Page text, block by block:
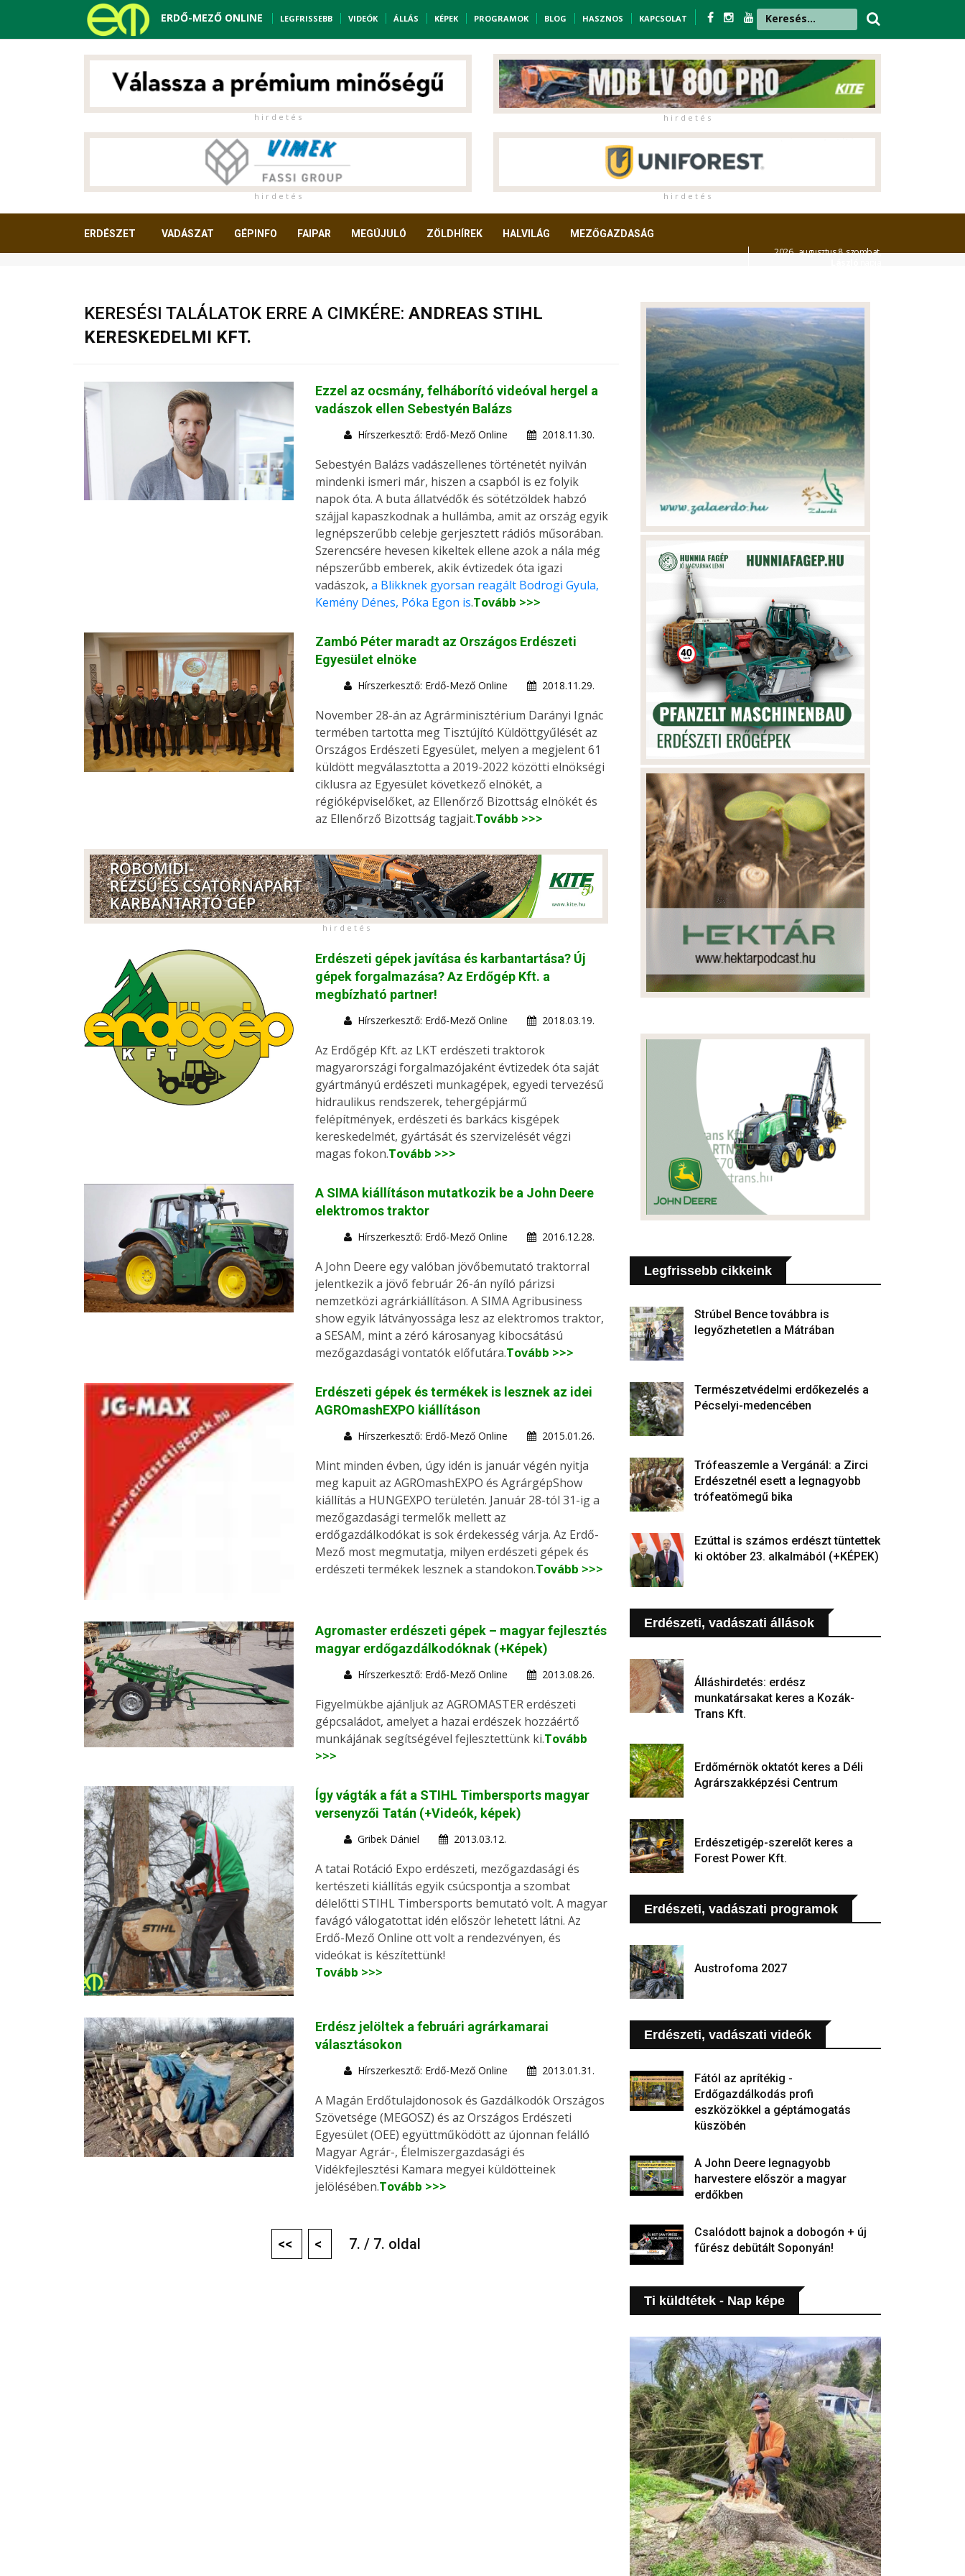
ERDŐ-MEZŐ ONLINE LEGFRISSEBB VIDEÓK ÁLLÁS KÉPEK PROGRAMOK BLOG HASZNOS KAPCSOLAT
h i r d e t é s h i r d e t é s
h i r d e t é s h i r d e t é s
ERDÉSZET VADÁSZAT GÉPINFO FAIPAR MEGÚJULÓ ZÖLDHÍREK HALVILÁG MEZŐGAZDASÁG
2026. augusztus 8. szombat,
KERESÉSI TALÁLATOK ERRE A CIMKÉRE: ANDREAS STIHL
KERESKEDELMI KFT.
Ezzel az ocsmány, felháborító videóval hergel a
vadászok ellen Sebestyén Balázs
Hírszerkesztő: Erdő-Mező Online 2018.11.30.
Sebestyén Balázs vadászellenes történetét nyilván
mindenki ismeri már, hiszen a csapból is ez folyik
napok óta. A buta állatvédők és sötétzöldek habzó
szájjal kapaszkodnak a hullámba, amit az ország egyik
legnépszerűbb celebje gerjesztett rádiós műsorában.
Szerencsére hevesen kikeltek ellene azok a nála még
népszerűbb emberek, akik évtizedek óta igazi
vadászok, a Blikknek gyorsan reagált Bodrogi Gyula,
Kemény Dénes, Póka Egon is.Tovább >>>
Zambó Péter maradt az Országos Erdészeti
Egyesület elnöke
Hírszerkesztő: Erdő-Mező Online 2018.11.29.
November 28-án az Agrárminisztérium Darányi Ignác
termében tartotta meg Tisztújító Küldöttgyűlését az
Országos Erdészeti Egyesület, melyen a megjelent 61
küldött megválasztotta a 2019-2022 közötti elnökségi
ciklusra az Egyesület következő elnökét, a
régióképviselőket, az Ellenőrző Bizottság elnökét és
az Ellenőrző Bizottság tagjait.Tovább >>>
h i r d e t é s
Erdészeti gépek javítása és karbantartása? Új
gépek forgalmazása? Az Erdőgép Kft. a
megbízható partner!
Hírszerkesztő: Erdő-Mező Online 2018.03.19.
Az Erdőgép Kft. az LKT erdészeti traktorok
magyarországi forgalmazójaként évtizedek óta saját
gyártmányú erdészeti munkagépek, egyedi tervezésű
hidraulikus rendszerek, tehergépjármű
felépítmények, erdészeti és barkács kisgépek
kereskedelmét, gyártását és szervizelését végzi
magas fokon.Tovább >>>
A SIMA kiállításon mutatkozik be a John Deere
elektromos traktor
Hírszerkesztő: Erdő-Mező Online 2016.12.28.
A John Deere egy valóban jövőbemutató traktorral
jelentkezik a jövő február 26-án nyíló párizsi
nemzetközi agrárkiállításon. A SIMA Agribusiness
show egyik látványossága lesz az elektromos traktor,
a SESAM, mint a zéró károsanyag kibocsátású
mezőgazdasági vontatók előfutára.Tovább >>>
Erdészeti gépek és termékek is lesznek az idei
AGROmashEXPO kiállításon
Hírszerkesztő: Erdő-Mező Online 2015.01.26.
Mint minden évben, úgy idén is január végén nyitja
meg kapuit az AGROmashEXPO és AgrárgépShow
kiállítás a HUNGEXPO területén. Január 28-tól 31-ig a
mezőgazdasági termelők mellett az
erdőgazdálkodókat is sok érdekesség várja. Az Erdő-
Mező most megmutatja, milyen erdészeti gépek és
erdészeti termékek lesznek a standokon.Tovább >>>
Agromaster erdészeti gépek – magyar fejlesztés
magyar erdőgazdálkodóknak (+Képek)
Hírszerkesztő: Erdő-Mező Online 2013.08.26.
Figyelmükbe ajánljuk az AGROMASTER erdészeti
gépcsaládot, amelyet a hazai erdészek hozzáértő
munkájának segítségével fejlesztettünk ki.Tovább
>>>
Így vágták a fát a STIHL Timbersports magyar
versenyzői Tatán (+Videók, képek)
Gribek Dániel 2013.03.12.
A tatai Rotáció Expo erdészeti, mezőgazdasági és
kertészeti kiállítás egyik csúcspontja a szombat
délelőtti STIHL Timbersports bemutató volt. A magyar
favágó válogatottat idén először lehetett látni. Az
Erdő-Mező Online ott volt a rendezvényen, és
videókat is készítettünk!
Tovább >>>
Erdész jelöltek a februári agrárkamarai
választásokon
Hírszerkesztő: Erdő-Mező Online 2013.01.31.
A Magán Erdőtulajdonosok és Gazdálkodók Országos
Szövetsége (MEGOSZ) és az Országos Erdészeti
Egyesület (OEE) együttműködött az újonnan felálló
Magyar Agrár-, Élelmiszergazdasági és
Vidékfejlesztési Kamara megyei küldötteinek
jelölésében.Tovább >>>
<< < 7. / 7. oldal
Legfrissebb cikkeink
Strúbel Bence továbbra is
legyőzhetetlen a Mátrában
Természetvédelmi erdőkezelés a
Pécselyi-medencében
Trófeaszemle a Vergánál: a Zirci
Erdészetnél esett a legnagyobb
trófeatömegű bika
Ezúttal is számos erdészt tüntettek
ki október 23. alkalmából (+KÉPEK)
Erdészeti, vadászati állások
Álláshirdetés: erdész
munkatársakat keres a Kozák-
Trans Kft.
Erdőmérnök oktatót keres a Déli
Agrárszakképzési Centrum
Erdészetigép-szerelőt keres a
Forest Power Kft.
Erdészeti, vadászati programok
Austrofoma 2027
Erdészeti, vadászati videók
Fától az aprítékig -
Erdőgazdálkodás profi
eszközökkel a géptámogatás
küszöbén
A John Deere legnagyobb
harvestere először a magyar
erdőkben
Csalódott bajnok a dobogón + új
fűrész debütált Soponyán!
Ti küldtétek - Nap képe